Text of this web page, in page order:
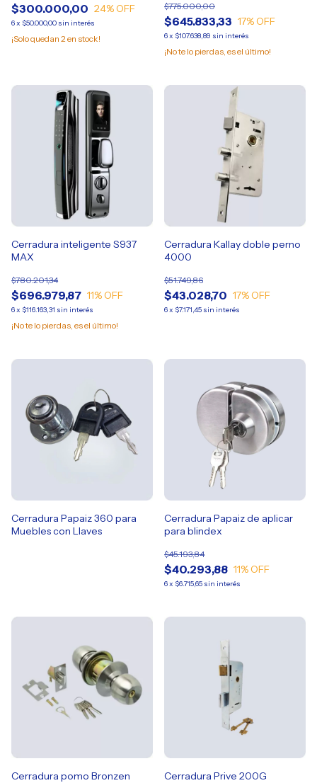
$300.000,00 24% OFF
6x $50.000,00 sin interés
¡Solo quedan 2en stock!
$645.833,33
$775.000,00
17% OFF
6x $107.638,89 sin interés
¡No te lo pierdas, es el último!
Cerradura inteligente S937
MAX
$696.979,87
$780.201,34
11% OFF
6x $116.163,31 sin interés
¡No te lo pierdas, es el último!
Cerradura Kallay doble perno
4000
$43.028,70
$51.749,86
17% OFF
6x $7.171,45 sin interés
Cerradura Papaiz 360 para
Muebles con Llaves
Cerradura Papaiz de aplicar
para blindex
$40.293,88
$45.193,84
11% OFF
6x $6.715,65 sin interés
Cerradura pomo Bronzen Cerradura Prive 200G